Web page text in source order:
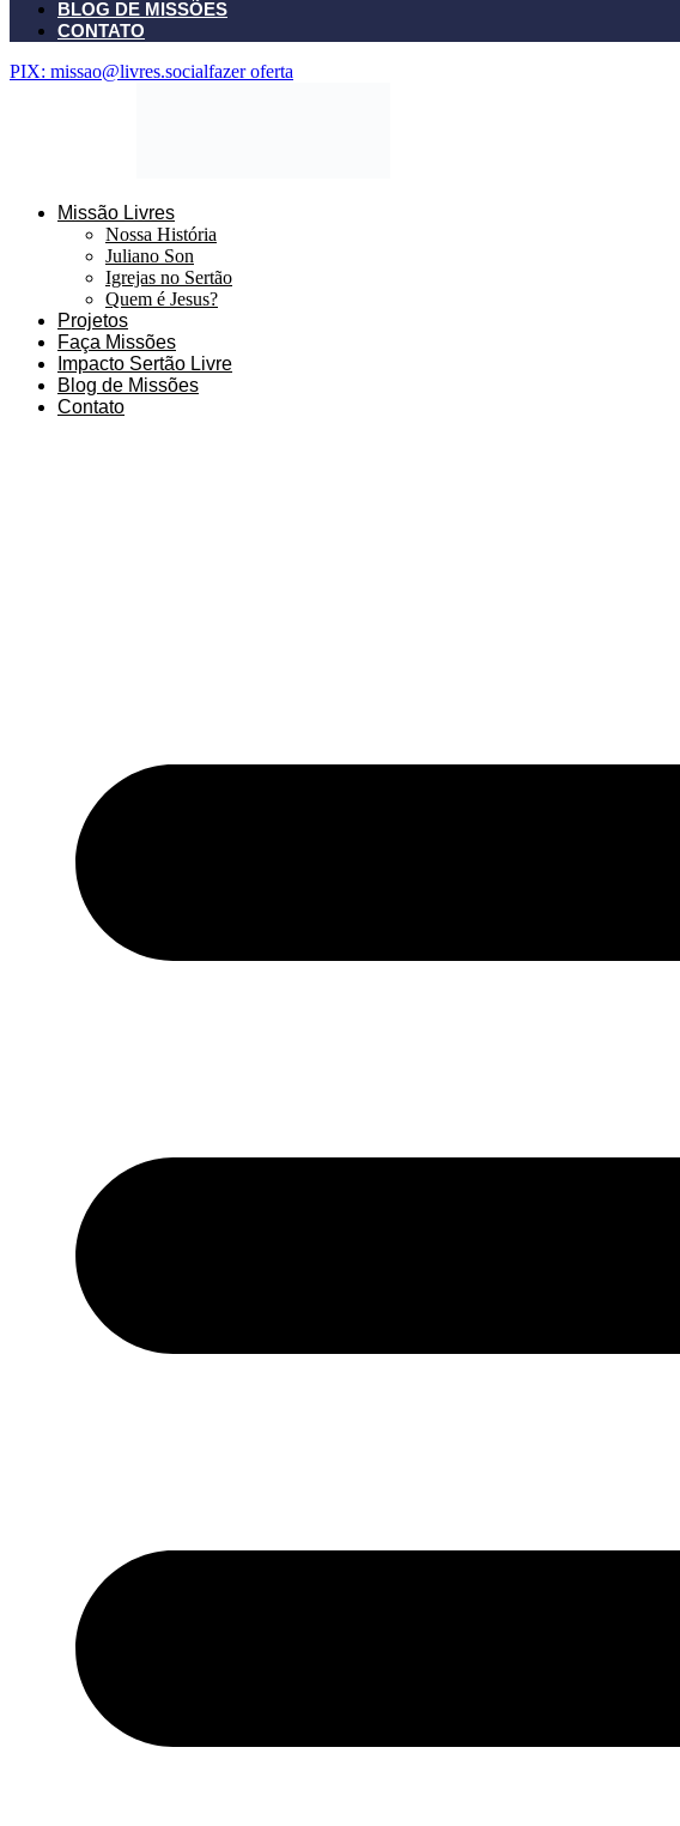
BLOG DE MISSÕES
CONTATO
PIX: missao@livres.socialfazer oferta
Missão Livres
Nossa História
Juliano Son
Igrejas no Sertão
Quem é Jesus?
Projetos
Faça Missões
Impacto Sertão Livre
Blog de Missões
Contato